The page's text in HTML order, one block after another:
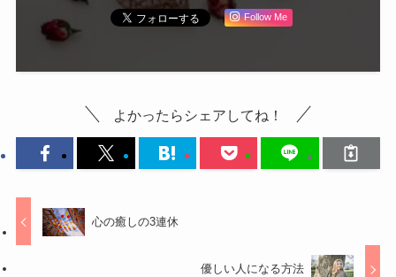
Follow Me
よかったらシェアしてね！
心の癒しの3連休
優しい人になる方法